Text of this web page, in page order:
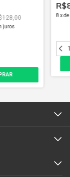
juros
8xde